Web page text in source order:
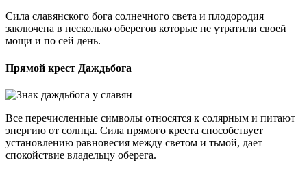
Сила славянского бога солнечного света и плодородия
заключена в несколько оберегов которые не утратили своей
мощи и по сей день.
Прямой крест Даждьбога
Все перечисленные символы относятся к солярным и питают
энергию от солнца. Сила прямого креста способствует
установлению равновесия между светом и тьмой, дает
спокойствие владельцу оберега.